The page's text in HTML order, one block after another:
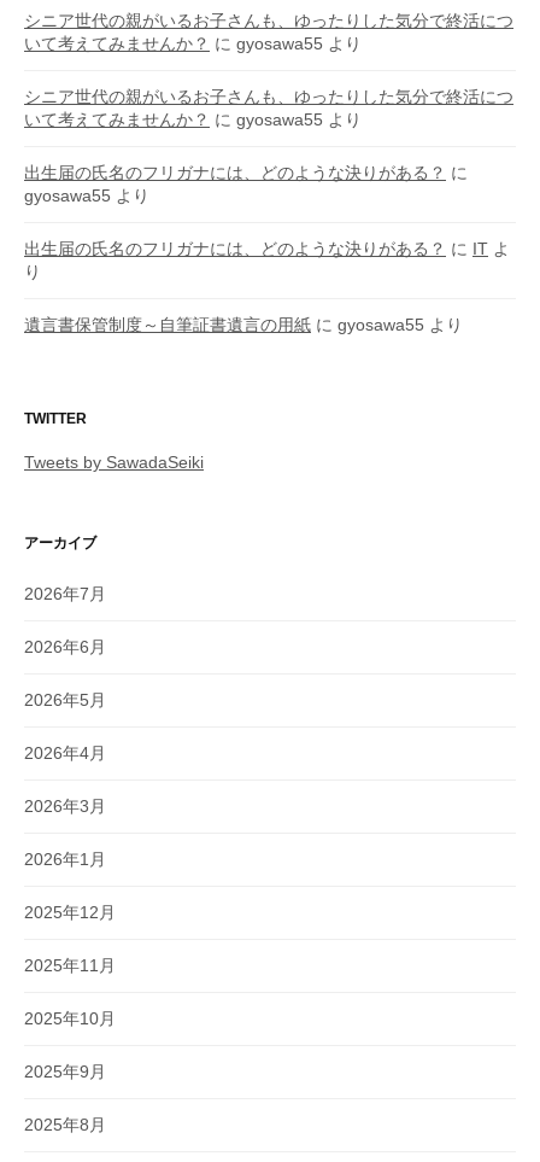
シニア世代の親がいるお子さんも、ゆったりした気分で終活につ
いて考えてみませんか？ に gyosawa55 より
シニア世代の親がいるお子さんも、ゆったりした気分で終活につ
いて考えてみませんか？ に gyosawa55 より
出生届の氏名のフリガナには、どのような決りがある？ に
gyosawa55 より
出生届の氏名のフリガナには、どのような決りがある？ に IT よ
り
遺言書保管制度～自筆証書遺言の用紙 に gyosawa55 より
TWITTER
Tweets by SawadaSeiki
アーカイブ
2026年7月
2026年6月
2026年5月
2026年4月
2026年3月
2026年1月
2025年12月
2025年11月
2025年10月
2025年9月
2025年8月